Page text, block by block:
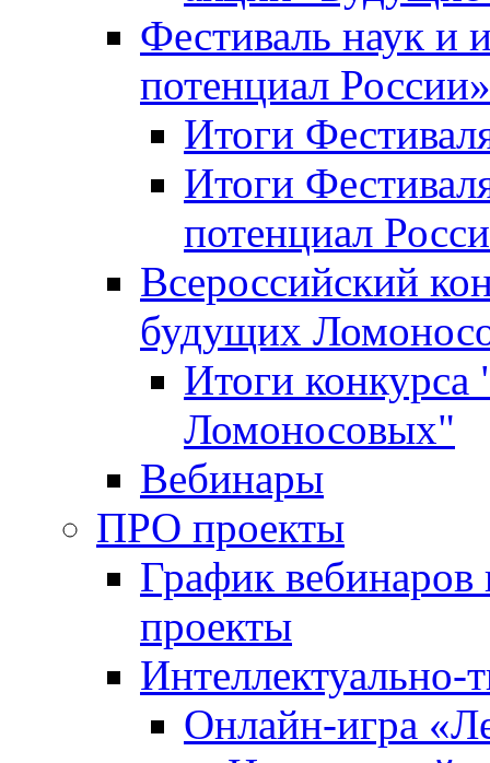
Фестиваль наук и
потенциал России»
Итоги
Итоги
потенциал
Всероссийский
будущих
Итоги
Ломоносовых"
Вебинары
ПРО проекты
График
проекты
Интеллектуально-
Онлайн-игра